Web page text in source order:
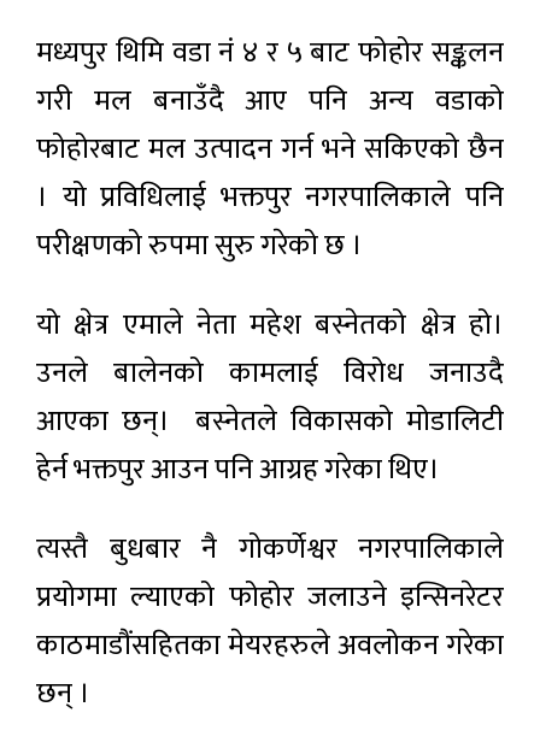
मध्यपुर थिमि वडा नं ४ र ५ बाट फोहोर सङ्कलन
गरी मल बनाउँदै आए पनि अन्य वडाको
फोहोरबाट मल उत्पादन गर्न भने सकिएको छैन
। यो प्रविधिलाई भक्तपुर नगरपालिकाले पनि
परीक्षणको रुपमा सुरु गरेको छ ।
यो क्षेत्र एमाले नेता महेश बस्नेतको क्षेत्र हो।
उनले बालेनको कामलाई विरोध जनाउदै
आएका छन्। बस्नेतले विकासको मोडालिटी
हेर्न भक्तपुर आउन पनि आग्रह गरेका थिए।
त्यस्तै बुधबार नै गोकर्णेश्वर नगरपालिकाले
प्रयोगमा ल्याएको फोहोर जलाउने इन्सिनरेटर
काठमाडौंसहितका मेयरहरुले अवलोकन गरेका
छन् ।